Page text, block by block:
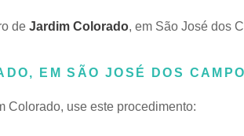
de Jardim Colorado, em São José dos
EM SÃO JOSÉ DOS
Colorado, use este procedimento: